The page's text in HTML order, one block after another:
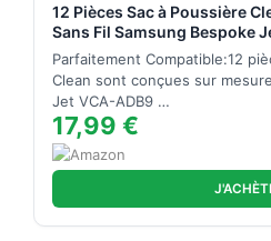
12 Pièces Sac à Poussière
Sans Fil Samsung Bespoke
Accessoires de
Durable et Résistant à l'usure
Parfaitement Compatible:12
Clean sont conçues sur
Jet VCA-ADB9 …
17,99 €